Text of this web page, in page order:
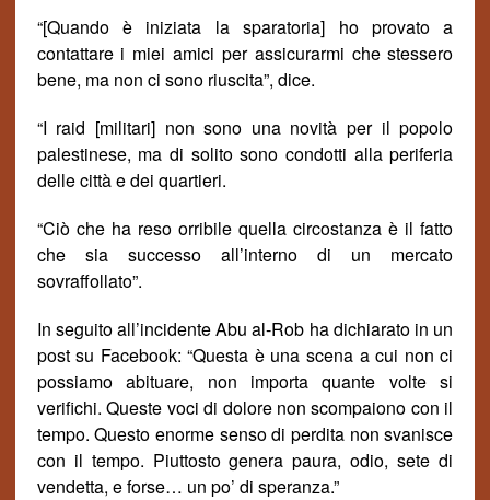
“[Quando è iniziata la sparatoria] ho provato a
contattare i miei amici per assicurarmi che stessero
bene, ma non ci sono riuscita”, dice.
“I raid [militari] non sono una novitàper il popolo
palestinese, ma di solito sono condotti alla periferia
delle cittàe dei quartieri.
“Ciò che ha reso orribile quella circostanza è il fatto
che sia successo all’interno di un mercato
sovraffollato”.
In seguito all’incidente Abu al-Rob ha dichiarato in un
post su Facebook: “Questa è una scena a cui non ci
possiamo abituare, non importa quante volte si
verifichi. Queste voci di dolorenon scompaiono con il
tempo. Questo enormesenso di perdita non svanisce
con il tempo. Piuttosto genera paura, odio, sete di
vendetta, e forse… un po’ di speranza.”